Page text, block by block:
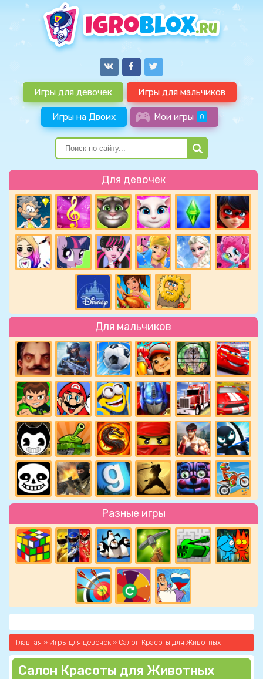
Игры для девочек Игры для мальчиков
Игры на Двоих Мои игры 0
Для девочек
Для мальчиков
Разные игры
Главная » Игры для девочек » Салон Красоты для Животных
Салон Красоты для Животных